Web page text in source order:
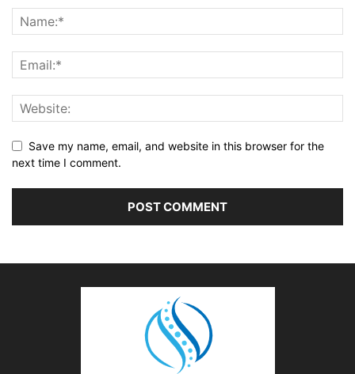
Save my name, email, and website in this browser for the
next time I comment.